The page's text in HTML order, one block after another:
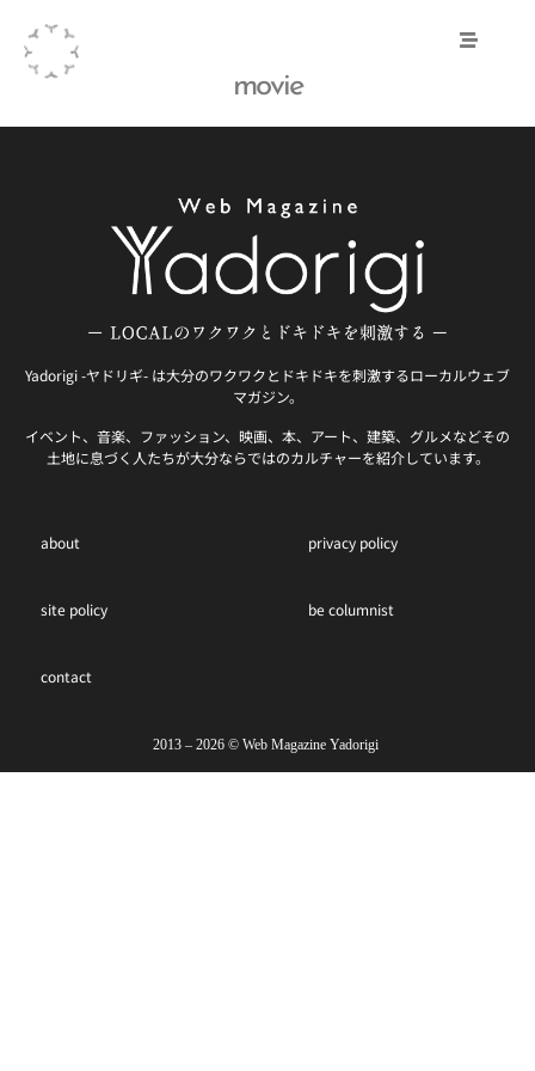
movie
Yadorigi -ヤドリギ- は大分のワクワクとドキドキを刺激するローカルウェブ
マガジン。
イベント、音楽、ファッション、映画、本、アート、建築、グルメなどその
土地に息づく人たちが大分ならではのカルチャーを紹介しています。
about privacy policy
site policy be columnist
contact
2013 – 2026 ©︎ Web Magazine Yadorigi